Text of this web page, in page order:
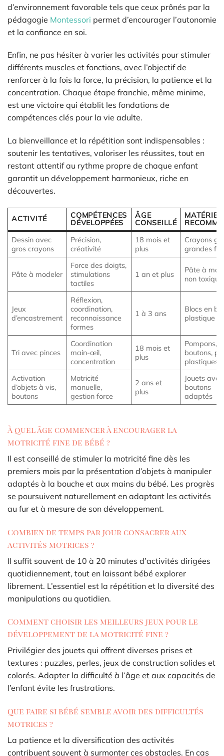
d’environnement favorable tels que ceux prônés par la
pédagogie Montessori permet d’encourager l’autonomie
et la confiance en soi.
Enfin, ne pas hésiter à varier les activités pour stimuler
différents muscles et fonctions, avec l’objectif de
renforcer à la fois la force, la précision, la patience et la
concentration. Chaque étape franchie, même minime,
est une victoire qui établit les fondations de
compétences clés pour la vie adulte.
La bienveillance et la répétition sont indispensables :
soutenir les tentatives, valoriser les réussites, tout en
restant attentif au rythme propre de chaque enfant
garantit un développement harmonieux, riche en
découvertes.
ACTIVITÉ
COMPÉTENCES
DÉVELOPPÉES
ÂGE
CONSEILLÉ
MATÉRIEL
Dessin avec
gros crayons
Précision,
créativité
18 mois et
plus
Crayons
grandes
Pâte à modeler
Force des doigts,
stimulations
tactiles
1 an et plus
Pâte à
non toxique
Jeux
d’encastrement
Réflexion,
coordination,
reconnaissance
formes
1 à 3 ans
Blocs en
plastique
Tri avec pinces
Coordination
main-œil,
concentration
18 mois et
plus
Pompons,
boutons,
plastiques
Activation
d’objets à vis,
boutons
Motricité
manuelle,
gestion force
2 ans et
plus
Jouets
boutons
adaptés
À quel âge commencer à encourager la
motricité fine de bébé ?
Il est conseillé de stimuler la motricité fine dès les
premiers mois par la présentation d’objets à manipuler
adaptés à la bouche et aux mains du bébé. Les progrès
se poursuivent naturellement en adaptant les activités
au fur et à mesure de son développement.
Combien de temps par jour consacrer aux
activités motrices ?
Il suffit souvent de 10 à 20 minutes d’activités dirigées
quotidiennement, tout en laissant bébé explorer
librement. L’essentiel est la répétition et la diversité des
manipulations au quotidien.
Comment choisir les meilleurs jeux pour le
développement de la motricité fine ?
Privilégier des jouets qui offrent diverses prises et
textures : puzzles, perles, jeux de construction solides et
colorés. Adapter la difficulté à l’âge et aux capacités de
l’enfant évite les frustrations.
Que faire si bébé semble avoir des difficultés
motrices ?
La patience et la diversification des activités
contribuent souvent à surmonter ces obstacles. En cas